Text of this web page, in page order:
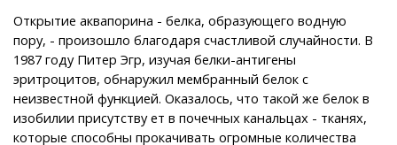
Открытие аквапорина - белка, образующего водную
пору, - произошло благодаря счастливой случайности. В
1987 году Питер Эгр, изучая белки-антигены
эритроцитов, обнаружил мембранный белок с
неизвестной функцией. Оказалось, что такой же белок в
изобилии присутству ет в почечных канальцах - тканях,
которые способны прокачивать огромные количества